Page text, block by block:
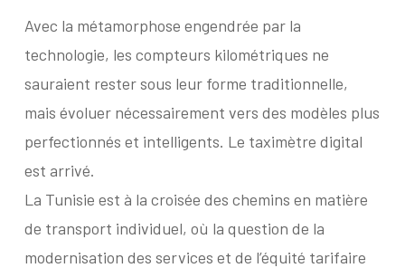
Avec la métamorphose engendrée par la
technologie, les compteurs kilométriques ne
sauraient rester sous leur forme traditionnelle,
mais évoluer nécessairement vers des modèles plus
perfectionnés et intelligents. Le taximètre digital
est arrivé.
La Tunisie est à la croisée des chemins en matière
de transport individuel, où la question de la
modernisation des services et de l’équité tarifaire